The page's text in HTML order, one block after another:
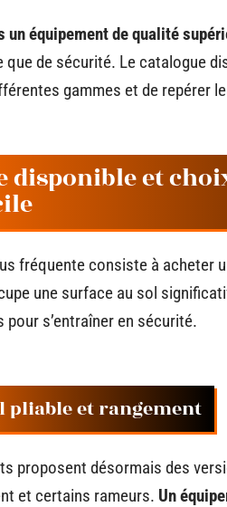
un équipement de qualité
que de sécurité. Le catalogue
gammes et de repérer
disponible et
fréquente consiste à acheter
une surface au sol
pour s’entraîner en sécurité.
pliable et rangement
proposent désormais des
et certains rameurs. Un